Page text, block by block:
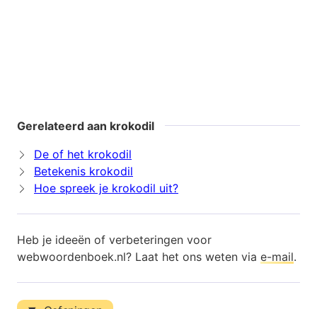
Gerelateerd aan krokodil
De of het krokodil
Betekenis krokodil
Hoe spreek je krokodil uit?
Heb je ideeën of verbeteringen voor
webwoordenboek.nl? Laat het ons weten via e-mail.